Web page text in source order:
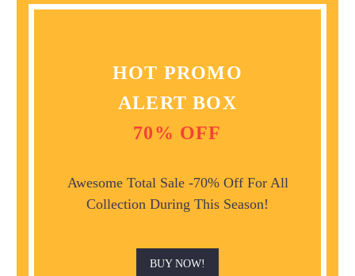
HOT PROMO
ALERT BOX
70% OFF
Awesome Total Sale -70% Off For All
Collection During This Season!
BUY NOW!